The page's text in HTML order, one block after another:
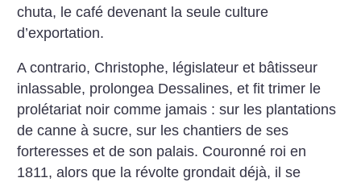
chuta, le café devenant la seule culture
d’exportation.
A contrario, Christophe, législateur et bâtisseur
inlassable, prolongea Dessalines, et fit trimer le
prolétariat noir comme jamais : sur les plantations
de canne à sucre, sur les chantiers de ses
forteresses et de son palais. Couronné roi en
1811, alors que la révolte grondait déjà, il se